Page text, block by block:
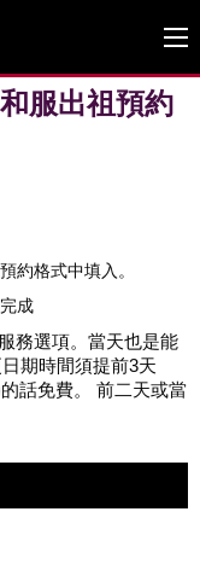
和服出祖預約
約格式中填入。
成
務選項。當天也是能
期時間須提前3天
話免費。 前二天或當